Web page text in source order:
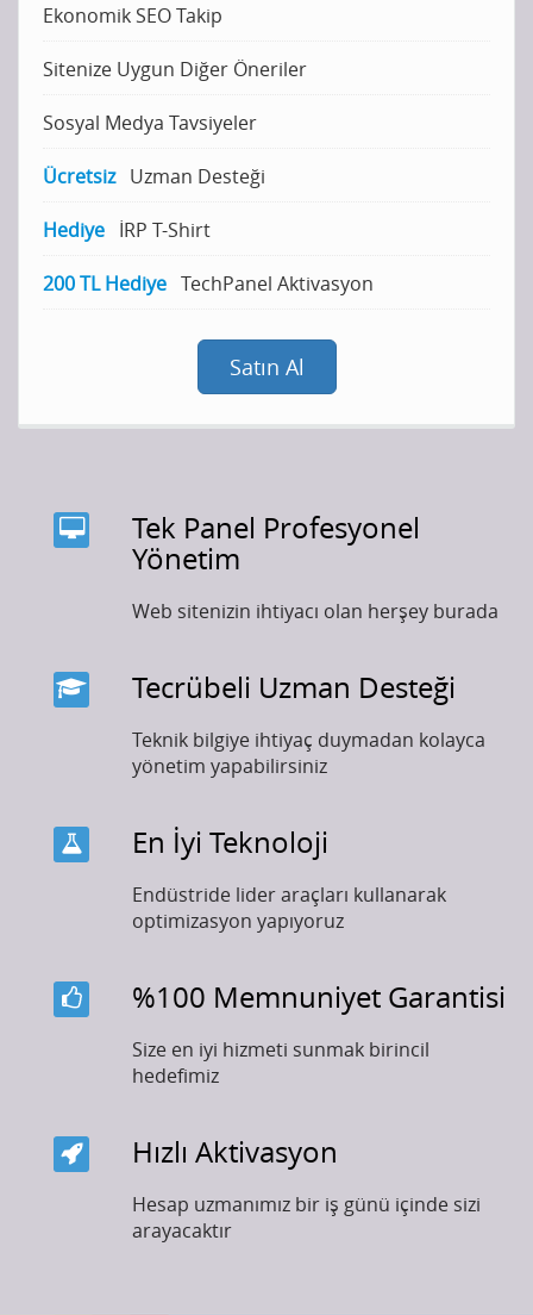
Ekonomik SEO Takip
Sitenize Uygun Diğer Öneriler
Sosyal Medya Tavsiyeler
Ücretsiz Uzman Desteği
Hediye İRP T-Shirt
200 TL Hediye TechPanel Aktivasyon
Satın Al
Tek Panel Profesyonel
Yönetim
Web sitenizin ihtiyacı olan herşey burada
Tecrübeli Uzman Desteği
Teknik bilgiye ihtiyaç duymadan kolayca
yönetim yapabilirsiniz
En İyi Teknoloji
Endüstride lider araçları kullanarak
optimizasyon yapıyoruz
%100 Memnuniyet Garantisi
Size en iyi hizmeti sunmak birincil
hedefimiz
Hızlı Aktivasyon
Hesap uzmanımız bir iş günü içinde sizi
arayacaktır